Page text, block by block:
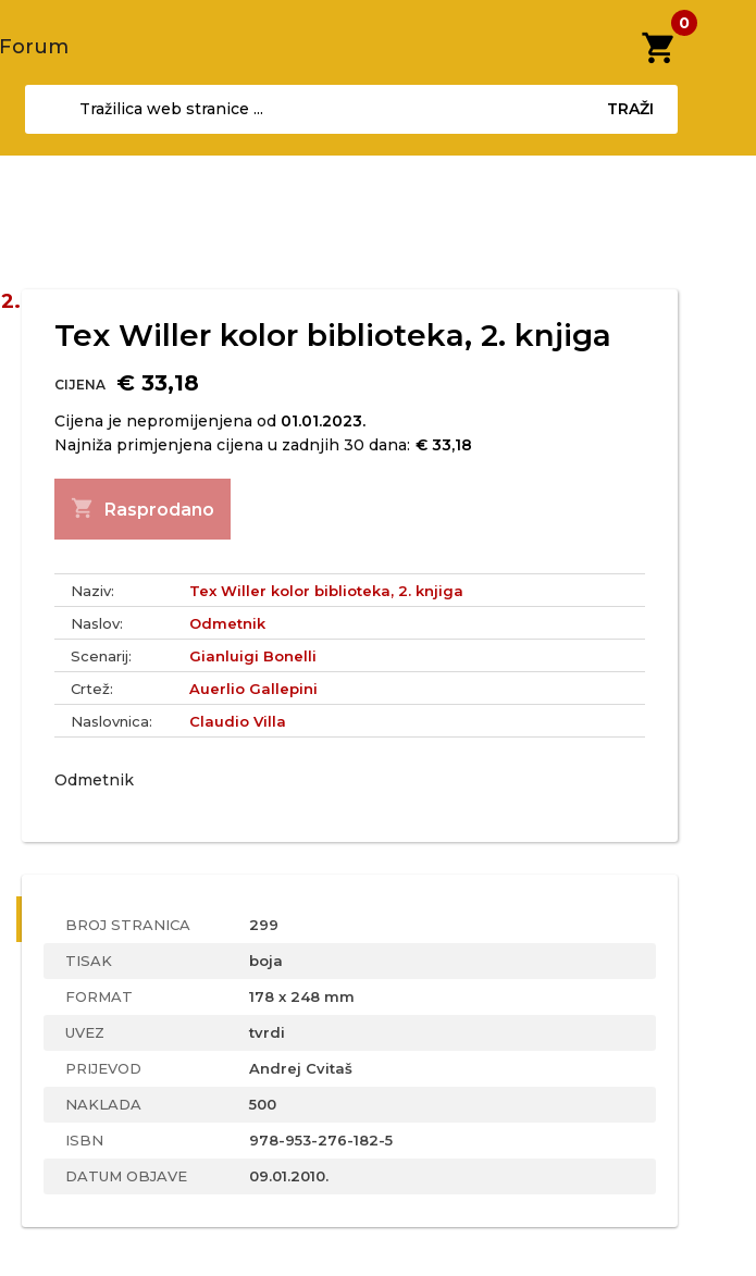
Forum shopping_cart
0
TRAŽI
Tex Willer kolor biblioteka, 2. knjiga
CIJENA € 33,18
Cijena je nepromijenjena od 01.01.2023.
Najniža primjenjena cijena u zadnjih 30 dana: € 33,18
shopping_cart Rasprodano
Naziv:
Tex Willer kolor biblioteka, 2. knjiga
Naslov:
Odmetnik
Scenarij:
Gianluigi Bonelli
Crtež:
Auerlio Gallepini
Naslovnica:
Claudio Villa
Odmetnik
BROJ STRANICA 299
TISAK boja
FORMAT 178 x 248 mm
UVEZ tvrdi
PRIJEVOD Andrej Cvitaš
NAKLADA 500
ISBN 978-953-276-182-5
DATUM OBJAVE 09.01.2010.